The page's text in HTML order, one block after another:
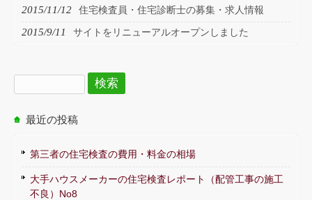
2015/11/12 住宅検査員・住宅診断士の募集・求人情報
2015/9/11 サイトをリニューアルオープンしました
検
索:
最近の投稿
第三者の住宅検査の費用・料金の相場
大手ハウスメーカーの住宅検査レポート（配管工事の施工
不良）No8